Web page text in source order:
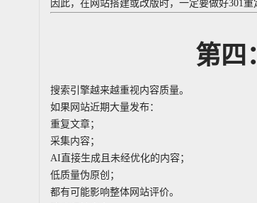
因此，在网站搭建或改版时，一定要做好301
第四
搜索引擎越来越重视内容质量。
如果网站近期大量发布：
重复文章；
采集内容；
AI直接生成且未经优化的内容；
低质量伪原创；
都有可能影响整体网站评价。